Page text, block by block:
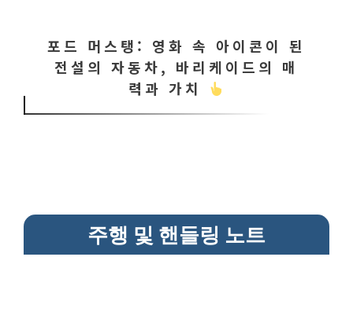
포드 머스탱: 영화 속 아이콘이 된
전설의 자동차, 바리케이드의 매
력과 가치
주행 및 핸들링 노트